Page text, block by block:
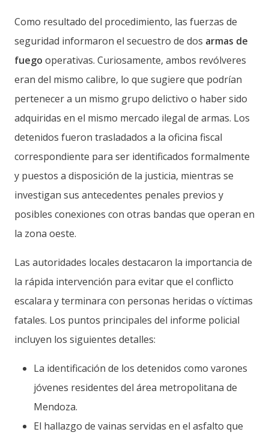
Como resultado del procedimiento, las fuerzas de
seguridad informaron el secuestro de dos armas de
fuego operativas. Curiosamente, ambos revólveres
eran del mismo calibre, lo que sugiere que podrían
pertenecer a un mismo grupo delictivo o haber sido
adquiridas en el mismo mercado ilegal de armas. Los
detenidos fueron trasladados a la oficina fiscal
correspondiente para ser identificados formalmente
y puestos a disposición de la justicia, mientras se
investigan sus antecedentes penales previos y
posibles conexiones con otras bandas que operan en
la zona oeste.
Las autoridades locales destacaron la importancia de
la rápida intervención para evitar que el conflicto
escalara y terminara con personas heridas o víctimas
fatales. Los puntos principales del informe policial
incluyen los siguientes detalles:
La identificación de los detenidos como varones
jóvenes residentes del área metropolitana de
Mendoza.
El hallazgo de vainas servidas en el asfalto que